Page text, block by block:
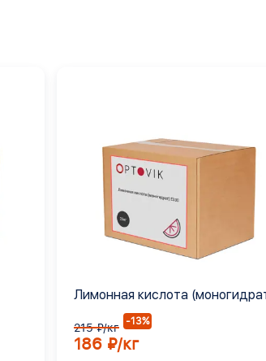
Лимонная кислота
215 ₽/кг -13%
186 ₽/кг